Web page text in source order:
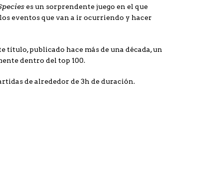
es un sorprendente juego en el que
eventos que van a ir ocurriendo y hacer
título, publicado hace más de una década, un
dentro del top 100.
de alrededor de 3h de duración.